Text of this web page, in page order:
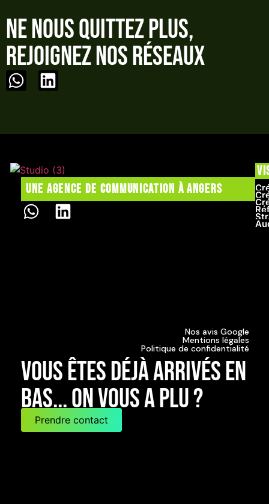
Ne nous quittez plus,
rejoignez nos réseaux
Une agence de communication à Angers
Nos avis Google
Mentions légales
Politique de confidentialité
Vous êtes déjà arrivés en
bas... on vous a plu ?
Prendre contact